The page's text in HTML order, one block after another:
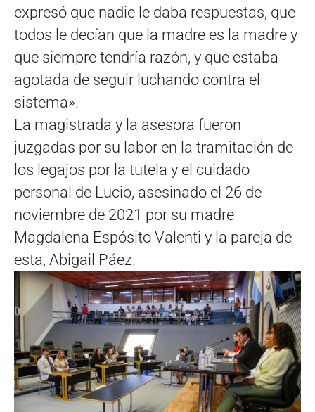
expresó que nadie le daba respuestas, que
todos le decían que la madre es la madre y
que siempre tendría razón, y que estaba
agotada de seguir luchando contra el
sistema».
La magistrada y la asesora fueron
juzgadas por su labor en la tramitación de
los legajos por la tutela y el cuidado
personal de Lucio, asesinado el 26 de
noviembre de 2021 por su madre
Magdalena Espósito Valenti y la pareja de
esta, Abigail Páez.